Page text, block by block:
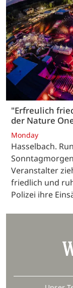
"Erfreulich
der Nature
Monday
Hasselbach.
Veranstalter
friedlich und
Polizei ihre